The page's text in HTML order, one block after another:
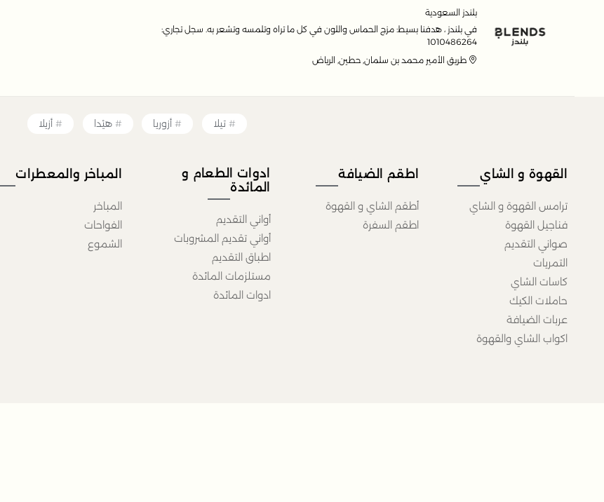
بلندز السعودية
في بلندز ، هدفنا بسيط: مزج الحماس واللون في كل ما تراه وتلمسه وتشعر به. سجل تجاري:
1010486264
طريق الأمير محمد بن سلمان, حطين, الرياض
تيلا أزوريا هيْدا أزيلا
القهوة و الشاي
ترامس القهوة و الشاي
فناجيل القهوة
صواني التقديم
التمريات
كاسات الشاي
حاملات الكيك
عربات الضيافة
اكواب الشاي والقهوة
اطقم الضيافة
أطقم الشاي و القهوة
اطقم السفرة
ادوات الطعام و
المائدة
أواني التقديم
أواني تقديم المشروبات
اطباق التقديم
مستلزمات المائدة
ادوات المائدة
المباخر والمعطرات
المباخر
الفواحات
الشموع